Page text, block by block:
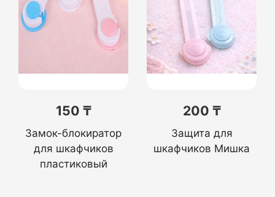
150 ₸
Замок-блокиратор
для шкафчиков
пластиковый
200 ₸
Защита для
шкафчиков Мишка